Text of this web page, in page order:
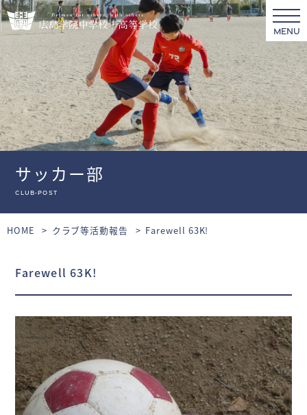
MENU
サッカー部
club-post
HOME クラブ等活動報告 Farewell 63K!
Farewell 63K!